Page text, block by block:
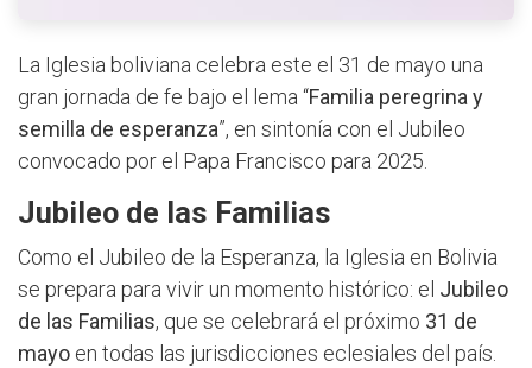
La Iglesia boliviana celebra este el 31 de mayo una
gran jornada de fe bajo el lema “Familia peregrina y
semilla de esperanza”, en sintonía con el Jubileo
convocado por el Papa Francisco para 2025.
Jubileo de las Familias
Como el Jubileo de la Esperanza, la Iglesia en Bolivia
se prepara para vivir un momento histórico: el Jubileo
de las Familias, que se celebrará el próximo 31 de
mayo en todas las jurisdicciones eclesiales del país.